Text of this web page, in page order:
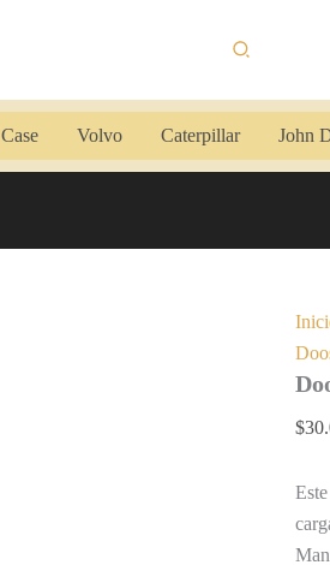
Buscar
Case Volvo Caterpillar John
$